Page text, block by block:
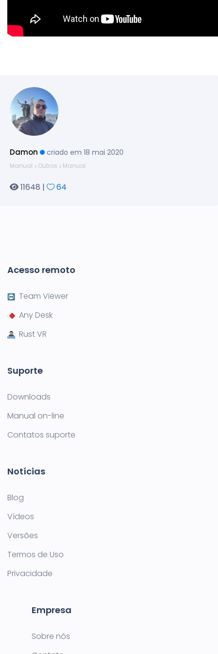
Damon criado em 18 mai 2020
Manual Outros Manual
11648 | 64
Acesso remoto
Team Viewer
Any Desk
Rust VR
Suporte
Downloads
Manual on-line
Contatos suporte
Notícias
Blog
Vídeos
Versões
Termos de Uso
Privacidade
Empresa
Sobre nós